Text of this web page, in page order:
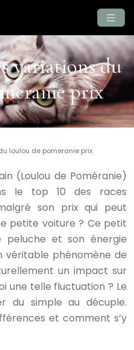
variations du
prix
loulou de pomeranie prix
(Loulou de Poméranie)
le top 10 des races
son prix qui peut
petite voiture ? Ce petit
peluche et son énergie
véritable phénomène de
un impact sur
une telle fluctuation ? Le
du simple au décuple.
et comment s’y